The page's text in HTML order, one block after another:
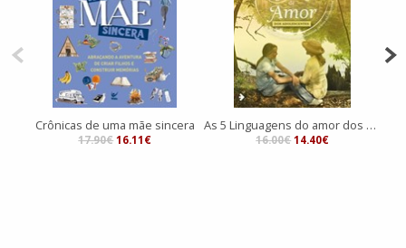
Crônicas de uma mãe sincera
17.90€ 16.11€
As 5 Linguagens do amor dos adolescentes | 2ª edição
16.00€ 14.40€